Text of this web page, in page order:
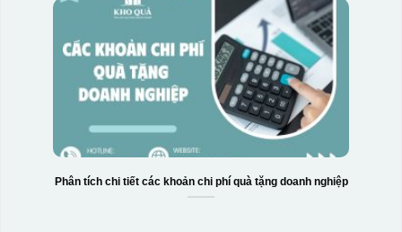
Phân tích chi tiết các khoản chi phí quà tặng doanh nghiệp